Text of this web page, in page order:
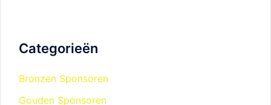
Categorieën
Bronzen Sponsoren
Gouden Sponsoren